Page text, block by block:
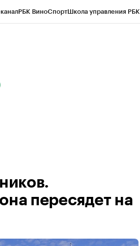
РБК ВиноСпортШкола управления РБК
пересядет на